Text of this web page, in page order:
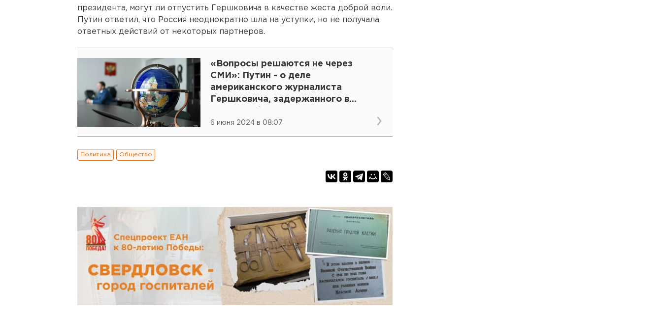
президента, могут ли отпустить Гершковича в качестве жеста доброй воли.
Путин ответил, что Россия неоднократно шла на уступки, но не получала
ответных действий от некоторых партнеров.
«Вопросы решаются не через
СМИ»: Путин - о деле
американского журналиста
Гершковича, задержанного в
6 июня 2024 в 08:07
Политика Общество